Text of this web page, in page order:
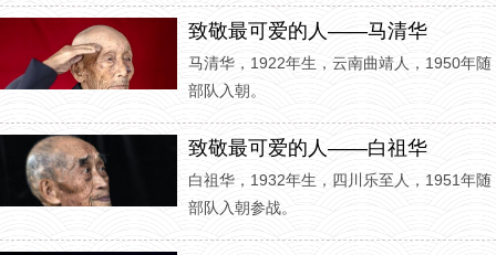
致敬最可爱的人——马清华
马清华，1922年生，云南曲靖人，1950年随
部队入朝。
致敬最可爱的人——白祖华
白祖华，1932年生，四川乐至人，1951年随
部队入朝参战。